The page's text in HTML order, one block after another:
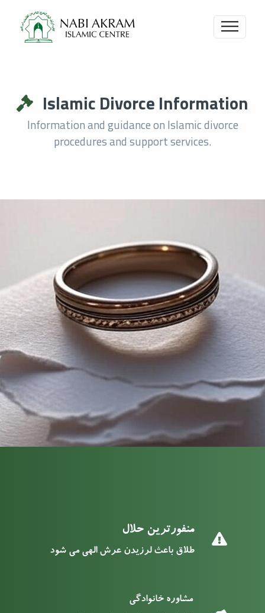
Islamic Divorce Information
Information and guidance on Islamic divorce
procedures and support services.
منفورترین حلال
طلاق باعث لرزیدن عرش الهی می شود
مشاوره خانوادگی